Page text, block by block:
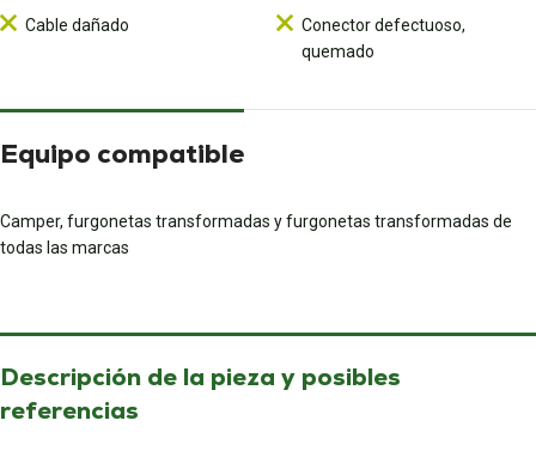
Cable dañado
Conector defectuoso,
quemado
Equipo compatible
Camper, furgonetas transformadas y furgonetas transformadas de
todas las marcas
Descripción de la pieza y posibles
referencias